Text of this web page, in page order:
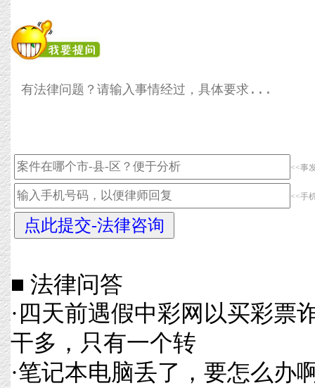
<<事
<<手
■ 法律问答
·四天前遇假中彩网以买彩票
干多，只有一个转
·笔记本电脑丢了，要怎么办